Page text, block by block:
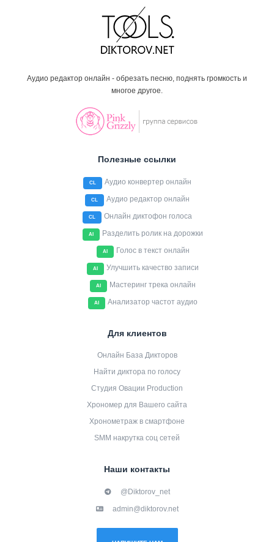
Аудио редактор онлайн - обрезать песню, поднять громкость и
многое другое.
Полезные ссылки
CL Аудио конвертер онлайн
CL Аудио редактор онлайн
CL Онлайн диктофон голоса
AI Разделить ролик на дорожки
AI Голос в текст онлайн
AI Улучшить качество записи
AI Мастеринг трека онлайн
AI Анализатор частот аудио
Для клиентов
Онлайн База Дикторов
Найти диктора по голосу
Студия Овации Production
Хрономер для Вашего сайта
Хронометраж в смартфоне
SMM накрутка соц сетей
Наши контакты
@Diktorov_net
admin@diktorov.net